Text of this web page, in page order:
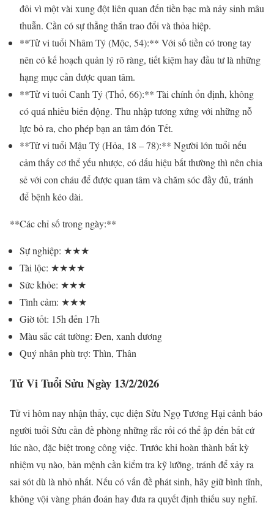
đôi vì một vài xung đột liên quan đến tiền bạc mà nảy sinh mâu
thuẫn. Cần có sự thẳng thắn trao đổi và thỏa hiệp.
**Tử vi tuổi Nhâm Tý (Mộc, 54):** Với số tiền có trong tay
nên có kế hoạch quản lý rõ ràng, tiết kiệm hay đầu tư là những
hạng mục cần được quan tâm.
**Tử vi tuổi Canh Tý (Thổ, 66):** Tài chính ổn định, không
có quá nhiều biến động. Thu nhập tương xứng với những nỗ
lực bỏ ra, cho phép bạn an tâm đón Tết.
**Tử vi tuổi Mậu Tý (Hỏa, 18 – 78):** Người lớn tuổi nếu
cảm thấy cơ thể yếu nhược, có dấu hiệu bất thường thì nên chia
sẻ với con cháu để được quan tâm và chăm sóc đầy đủ, tránh
để bệnh kéo dài.
**Các chỉ số trong ngày:**
Sự nghiệp: ★★★
Tài lộc: ★★★★
Sức khỏe: ★★★
Tình cảm: ★★★
Giờ tốt: 15h đến 17h
Màu sắc cát tường: Đen, xanh dương
Quý nhân phù trợ: Thìn, Thân
Tử Vi Tuổi Sửu Ngày 13/2/2026
Tử vi hôm nay nhận thấy, cục diện Sửu Ngọ Tương Hại cảnh báo
người tuổi Sửu cần đề phòng những rắc rối có thể ập đến bất cứ
lúc nào, đặc biệt trong công việc. Trước khi hoàn thành bất kỳ
nhiệm vụ nào, bản mệnh cần kiểm tra kỹ lưỡng, tránh để xảy ra
sai sót dù là nhỏ nhất. Nếu có vấn đề phát sinh, hãy giữ bình tĩnh,
không vội vàng phán đoán hay đưa ra quyết định thiếu suy nghĩ.